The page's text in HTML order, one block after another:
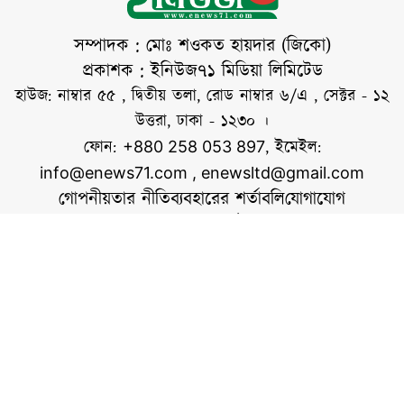
বিক্ষোভ মিছিল সহকারে
জেলা প্রশাসক কার্যালয়
প্রাঙ্গণে তারা অবস্থান
নেন। পরে জেলা
স্মারকলিপি দেন।
সমাবেশে বক্তব্য দেন,
আ স ম ছালেহ
সম্পাদক : মোঃ শওকত হায়দার (জিকো)
প্রকাশক : ইনিউজ৭১ মিডিয়া লিমিটেড
হাউজ: নাম্বার ৫৫ , দ্বিতীয় তলা, রোড নাম্বার ৬/এ , সেক্টর - ১২
উত্তরা, ঢাকা - ১২৩০ ।
ফোন: +880 258 053 897, ইমেইল:
info@enews71.com , enewsltd@gmail.com
গোপনীয়তার নীতিব্যবহারের শর্তাবলিযোগাযোগ